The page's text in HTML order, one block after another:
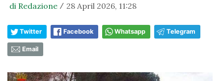
di Redazione / 28 April 2026, 11:28
Twitter Facebook Whatsapp Telegram
Email